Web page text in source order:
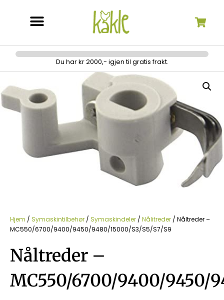
Du har kr 2000,- igjen til gratis frakt.
Hjem / Symaskintilbehør / Symaskindeler / Nålitreder / Nåltreder –
MC550/6700/9400/9450/9480/15000/S3/S5/S7/S9
Nåltreder –
MC550/6700/9400/9450/